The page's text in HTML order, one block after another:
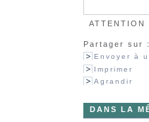
Partager sur
Envoyer à
Imprimer
Agrandir
DANS LA